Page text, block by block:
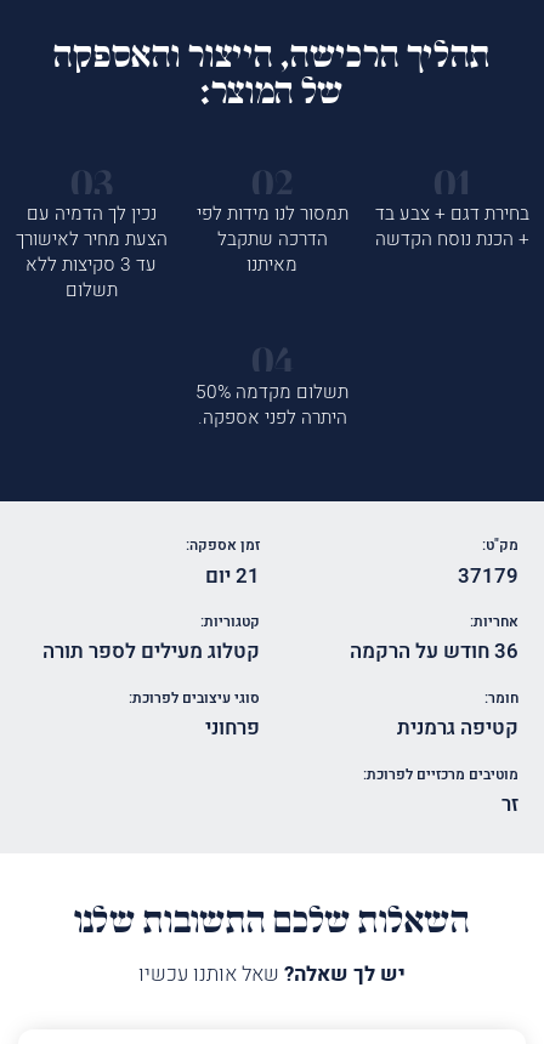
תהליך הרכישה, הייצור והאספקה
של המוצר:
בחירת דגם + צבע בד
+ הכנת נוסח הקדשה
תמסור לנו מידות לפי
הדרכה שתקבל
מאיתנו
נכין לך הדמיה עם
הצעת מחיר לאישורך
עד 3 סקיצות ללא
תשלום
תשלום מקדמה 50%
היתרה לפני אספקה.
מק"ט:
37179
זמן אספקה:
21 יום
אחריות:
36 חודש על הרקמה
קטגוריות:
קטלוג מעילים לספר תורה
חומר:
קטיפה גרמנית
סוגי עיצובים לפרוכת:
פרחוני
מוטיבים מרכזיים לפרוכת:
זר
השאלות שלכם התשובות שלנו
יש לך שאלה? שאל אותנו עכשיו